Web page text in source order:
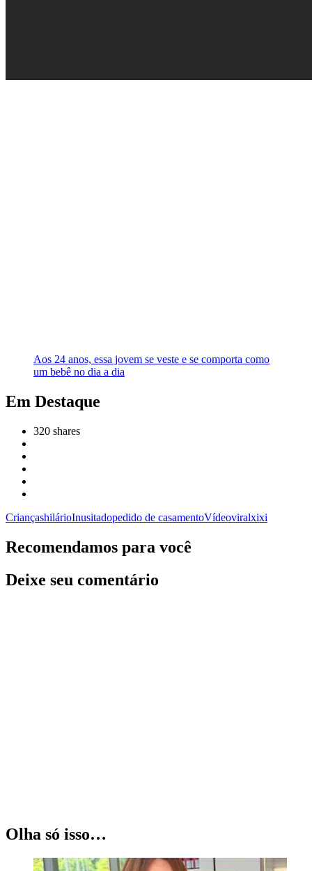
Aos 24 anos, essa jovem se veste e se comporta como
um bebê no dia a dia
Em Destaque
320 shares
CriançashilárioInusitadopedido de casamentoVídeoviralxixi
Recomendamos para você
Deixe seu comentário
Olha só isso…